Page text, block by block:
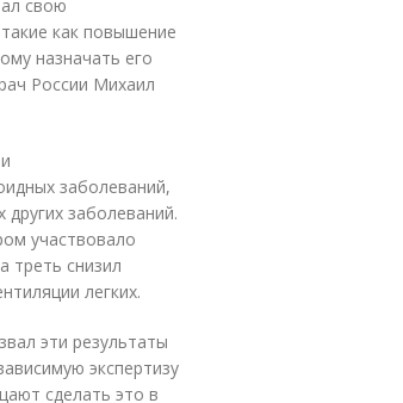
свою
как повышение
назначать его
России Михаил
заболеваний,
заболеваний.
участвовало
треть снизил
легких.
эти результаты
экспертизу
сделать это в